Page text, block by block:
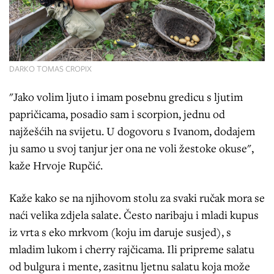
DARKO TOMAS CROPIX
"Jako volim ljuto i imam posebnu gredicu s ljutim
papričicama, posadio sam i scorpion, jednu od
najžešćih na svijetu. U dogovoru s Ivanom, dodajem
ju samo u svoj tanjur jer ona ne voli žestoke okuse",
kaže Hrvoje Rupčić.
Kaže kako se na njihovom stolu za svaki ručak mora se
naći velika zdjela salate. Često naribaju i mladi kupus
iz vrta s eko mrkvom (koju im daruje susjed), s
mladim lukom i cherry rajčicama. Ili pripreme salatu
od bulgura i mente, zasitnu ljetnu salatu koja može